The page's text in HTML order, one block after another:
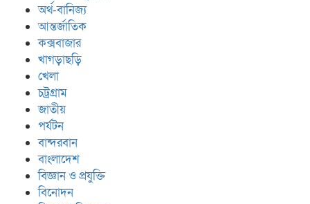
অর্থ-বানিজ্য
আন্তর্জাতিক
কক্সবাজার
খাগড়াছড়ি
খেলা
চট্রগ্রাম
জাতীয়
পর্যটন
বান্দরবান
বাংলাদেশ
বিজ্ঞান ও প্রযুক্তি
বিনোদন